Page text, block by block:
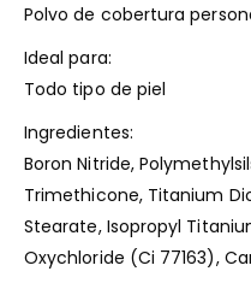
Polvo de cobertura
Ideal para:
Todo tipo de piel
Ingredientes:
Boron Nitride,
Trimethicone, Titanium
Stearate, Isopropyl
Oxychloride (Ci 77163),